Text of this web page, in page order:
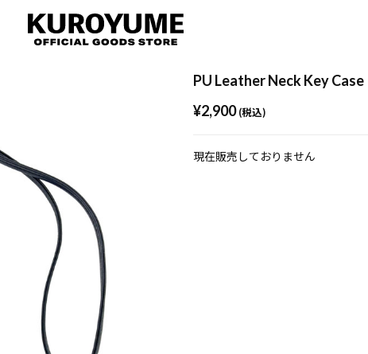
PU Leather Neck Key Case
¥2,900 (税込)
現在販売しておりません